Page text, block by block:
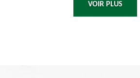
VOIR PLUS